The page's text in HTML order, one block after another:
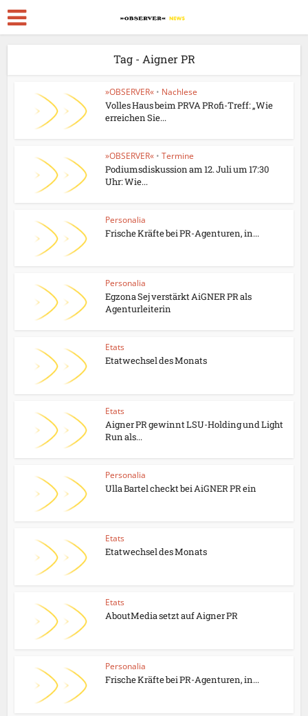
Tag - Aigner PR
»OBSERVER« • Nachlese
Volles Haus beim PRVA PRofi-Treff: „Wie
erreichen Sie...
»OBSERVER« • Termine
Podiumsdiskussion am 12. Juli um 17:30
Uhr: Wie...
Personalia
Frische Kräfte bei PR-Agenturen, in...
Personalia
Egzona Sej verstärkt AiGNER PR als
Agenturleiterin
Etats
Etatwechsel des Monats
Etats
Aigner PR gewinnt LSU-Holding und Light
Run als...
Personalia
Ulla Bartel checkt bei AiGNER PR ein
Etats
Etatwechsel des Monats
Etats
AboutMedia setzt auf Aigner PR
Personalia
Frische Kräfte bei PR-Agenturen, in...